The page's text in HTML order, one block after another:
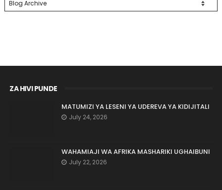
ZA HIVI PUNDE
MATUMIZI YA LESENI YA UDEREVA YA KIDIJITALI
July 24, 2026
WAHAMIAJI WA AFRIKA MASHARIKI UGHAIBUNI
July 22, 2026